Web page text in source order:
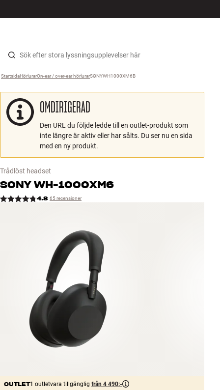
Hopp til innhold
Högtalare
Hörlurar
Surround
TV
System
Kablar
INSPIRATION
MÄRKEN
NYHETER
ERBJUDANDEN
Kundtjänst
Startsida ›
Hörlurar ›
On-ear / over-ear hörlurar ›
SONYWH1000XM6B
OMDIRIGERAD
Den URL du följde ledde till en outlet-produkt som
inte längre är aktiv eller har sålts. Du ser nu en sida
med en ny produkt.
Trådlöst headset
SONYWH-1000XM6
4.8 65 recensioner
OUTLET1 outletvara tillgänglig från 4 490:-